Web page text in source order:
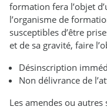
formation fera l’objet
l’organisme de
susceptibles d’être
et de sa gravité, faire
Désinscription
Non délivrance de
Les amendes ou